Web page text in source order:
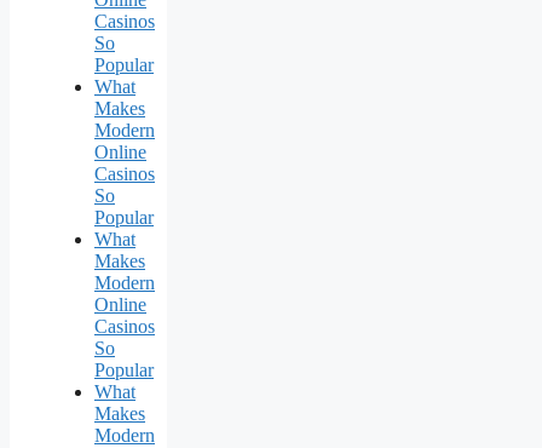
Casinos
So
Popular
What
Makes
Modern
Online
Casinos
So
Popular
What
Makes
Modern
Online
Casinos
So
Popular
What
Makes
Modern